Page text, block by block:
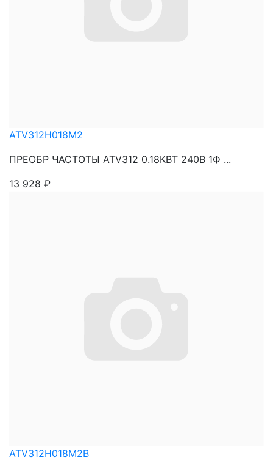
ATV312H018M2
ПРЕОБР ЧАСТОТЫ ATV312 0.18КВТ 240В 1Ф ...
13 928 ₽
ATV312H018M2B